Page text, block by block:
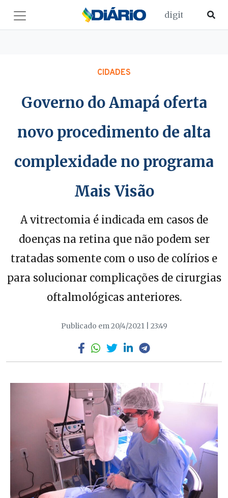
CIDADES
Governo do Amapá oferta
novo procedimento de alta
complexidade no programa
Mais Visão
A vitrectomia é indicada em casos de
doenças na retina que não podem ser
tratadas somente com o uso de colírios e
para solucionar complicações de cirurgias
oftalmológicas anteriores.
Publicado em 20/4/2021 | 23:49